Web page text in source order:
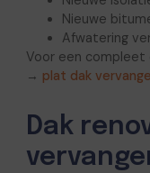
Nieuwe
Afwatering
Voor een compleet
→ plat dak
Dak